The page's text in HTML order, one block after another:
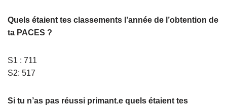
Quels étaient tes classements l’année de l’obtention de
ta PACES ?
S1 : 711
S2: 517
Si tu n’as pas réussi primant.e quels étaient tes